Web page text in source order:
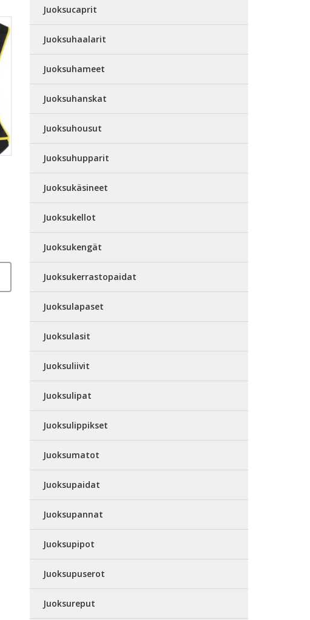
Juoksucaprit
Juoksuhaalarit
Juoksuhameet
Juoksuhanskat
Juoksuhousut
Juoksuhupparit
Juoksukäsineet
Juoksukellot
Juoksukengät
Juoksukerrastopaidat
Juoksulapaset
Juoksulasit
Juoksuliivit
Juoksulipat
Juoksulippikset
Juoksumatot
Juoksupaidat
Juoksupannat
Juoksupipot
Juoksupuserot
Juoksureput